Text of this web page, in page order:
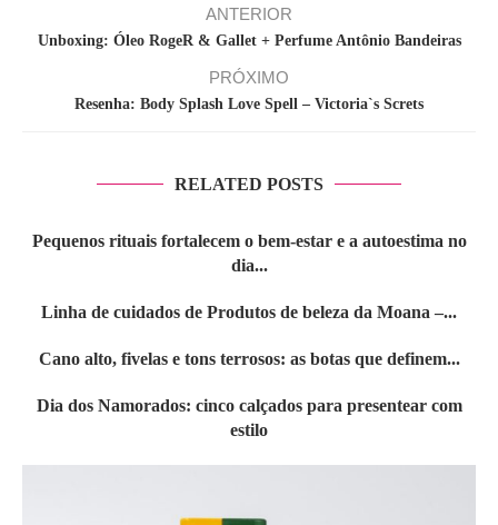
ANTERIOR
Unboxing: Óleo RogeR & Gallet + Perfume Antônio Bandeiras
PRÓXIMO
Resenha: Body Splash Love Spell – Victoria`s Screts
RELATED POSTS
Pequenos rituais fortalecem o bem-estar e a autoestima no
dia...
Linha de cuidados de Produtos de beleza da Moana –...
Cano alto, fivelas e tons terrosos: as botas que definem...
Dia dos Namorados: cinco calçados para presentear com
estilo